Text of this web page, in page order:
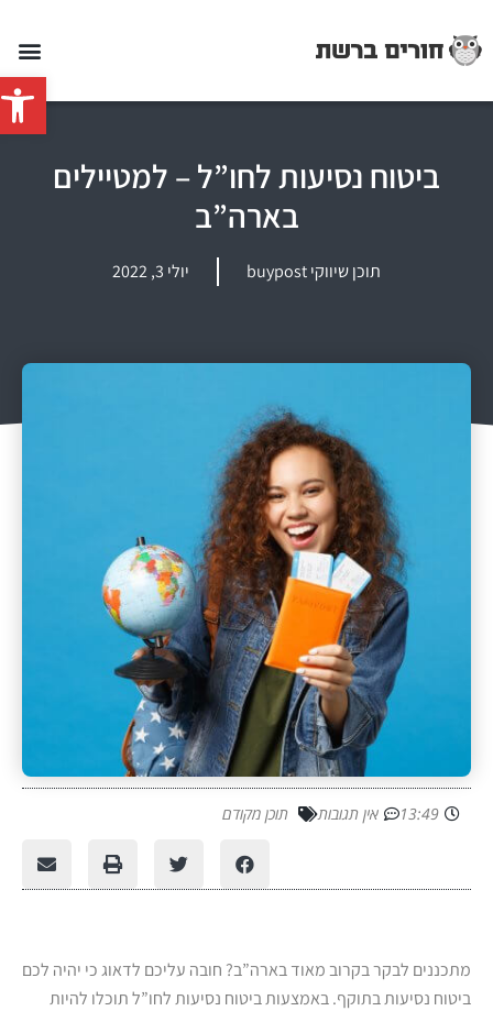
פתח
ביטוח נסיעות לחו”ל – למטיילים
בארה”ב
תוכן שיווקי buypost יולי 3, 2022
13:49 אין תגובות תוכן מקודם
מתכננים לבקר בקרוב מאוד בארה”ב? חובה עליכם לדאוג כי יהיה לכם
ביטוח נסיעות בתוקף. באמצעות ביטוח נסיעות לחו”ל תוכלו להיות